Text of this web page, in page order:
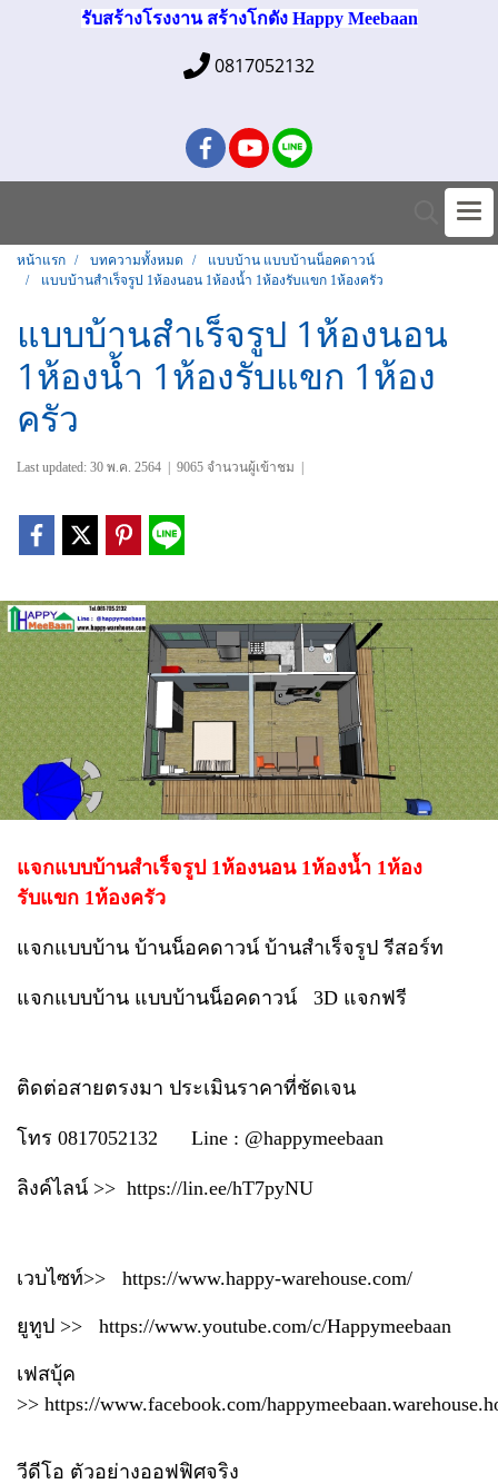
รับสร้างโรงงาน สร้างโกดัง Happy Meebaan
0817052132
หน้าแรก บทความทั้งหมด
แบบบ้าน แบบบ้านน็อคดาวน์
แบบบ้านสำเร็จรูป 1ห้องนอน 1ห้องน้ำ 1ห้องรับแขก 1ห้องครัว
แบบบ้านสำเร็จรูป 1ห้องนอน
1ห้องน้ำ 1ห้องรับแขก 1ห้อง
ครัว
Last updated: 30 พ.ค. 2564 9065 จำนวนผู้เข้าชม
แจกแบบบ้านสำเร็จรูป 1ห้องนอน 1ห้องน้ำ 1ห้อง
รับแขก 1ห้องครัว
แจกแบบบ้าน บ้านน็อคดาวน์ บ้านสำเร็จรูป รีสอร์ท
แจกแบบบ้าน แบบบ้านน็อคดาวน์ 3D แจกฟรี
ติดต่อสายตรงมา ประเมินราคาที่ชัดเจน
โทร 0817052132 Line : @happymeebaan
ลิงค์ไลน์ >> https://lin.ee/hT7pyNU
เวบไซท์>> https://www.happy-warehouse.com/
ยูทูป >> https://www.youtube.com/c/Happymeebaan
เฟสบุ้ค
>> https://www.facebook.com/
วีดีโอ ตัวอย่างออฟฟิศจริง